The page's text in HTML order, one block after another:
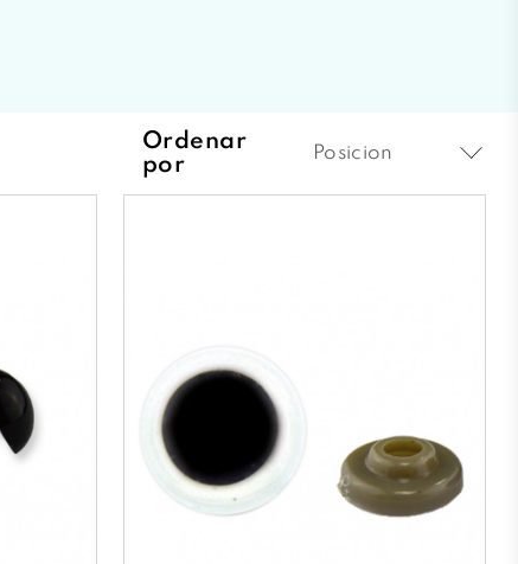
Ordenar
por
Posicion